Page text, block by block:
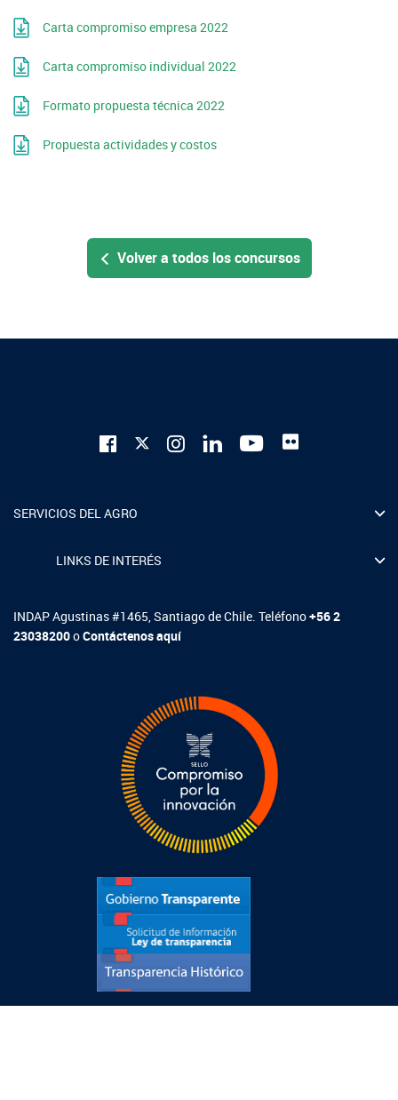
Carta compromiso empresa 2022
Carta compromiso individual 2022
Formato propuesta técnica 2022
Propuesta actividades y costos
Volver a todos los concursos
SERVICIOS DEL AGRO
LINKS DE INTERÉS
INDAP Agustinas #1465, Santiago de Chile. Teléfono+56 2
23038200oContáctenos aquí